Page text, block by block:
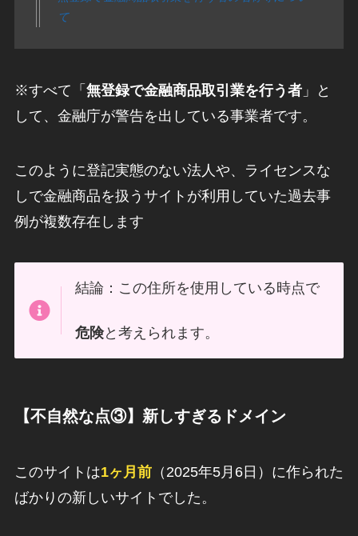
て
※すべて「 無登録で金融商品取引業を行う者」と
して、金融庁が警告を出している事業者です。
このように登記実態のない法人や、ライセンスな
しで金融商品を扱うサイトが利用していた過去事
例が複数存在します
結論：この住所を使用している時点で
危険と考えられます。
【不自然な点③】新しすぎるドメイン
このサイトは1ヶ月前（2025年5月6日）に作られた
ばかりの新しいサイトでした。